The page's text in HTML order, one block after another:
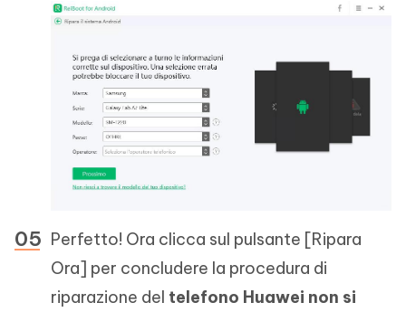
Perfetto! Ora clicca sul pulsante [Ripara
Ora] per concludere la procedura di
riparazione del telefono Huawei non si